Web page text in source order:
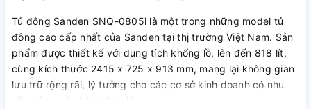
Tủ đông Sanden SNQ-0805i là một trong những model tủ
đông cao cấp nhất của Sanden tại thị trường Việt Nam. Sản
phẩm được thiết kế với dung tích khổng lồ, lên đến 818 lít,
cùng kích thước 2415 x 725 x 913 mm, mang lại không gian
lưu trữ rộng rãi, lý tưởng cho các cơ sở kinh doanh có nhu
cầu bảo quản hàng hóa lớn